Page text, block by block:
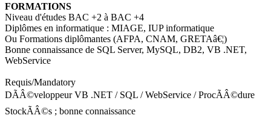
FORMATIONS
Niveau d'études BAC +2 à BAC +4
Diplômes en informatique : MIAGE, IUP informatique
Ou Formations diplômantes (AFPA, CNAM, GRETAâ€¦)
Bonne connaissance de SQL Server, MySQL, DB2, VB .NET,
WebService
Requis/Mandatory
DÃÂ©veloppeur VB .NET / SQL / WebService / ProcÃÂ©dure
StockÃÂ©s ; bonne connaissance